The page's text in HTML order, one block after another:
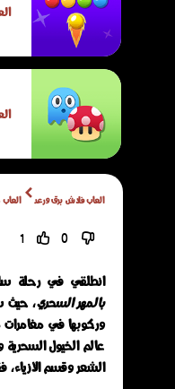
العاب فلاش برق ورعد
0
1
انطلقي في رحلة
بالمهر السحري، حيث
وركوبها في مغامرات
عالم الخيول
الشعر وقسم